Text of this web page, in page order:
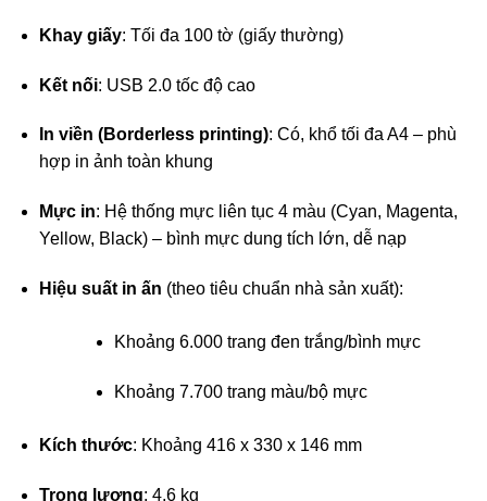
Khay giấy: Tối đa 100 tờ (giấy thường)
Kết nối: USB 2.0 tốc độ cao
In viền (Borderless printing): Có, khổ tối đa A4 – phù
hợp in ảnh toàn khung
Mực in: Hệ thống mực liên tục 4 màu (Cyan, Magenta,
Yellow, Black) – bình mực dung tích lớn, dễ nạp
Hiệu suất in ấn (theo tiêu chuẩn nhà sản xuất):
Khoảng 6.000 trang đen trắng/bình mực
Khoảng 7.700 trang màu/bộ mực
Kích thước: Khoảng 416 x 330 x 146 mm
Trọng lượng: 4,6 kg